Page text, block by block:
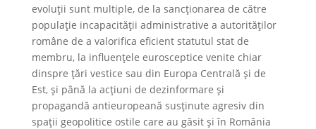
evoluții sunt multiple, de la sancționarea de către
populație incapacității administrative a autorităților
române de a valorifica eficient statutul stat de
membru, la influențele eurosceptice venite chiar
dinspre țări vestice sau din Europa Centrală și de
Est, și până la acțiuni de dezinformare și
propagandă antieuropeană susținute agresiv din
spații geopolitice ostile care au găsit și în România